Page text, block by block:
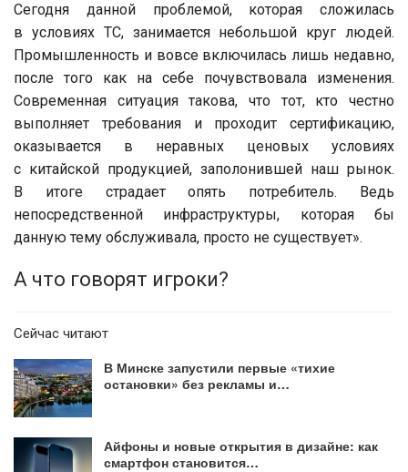
Сегодня данной проблемой, которая сложилась
в условиях ТС, занимается небольшой круг людей.
Промышленность и вовсе включилась лишь недавно,
после того как на себе почувствовала изменения.
Современная ситуация такова, что тот, кто честно
выполняет требования и проходит сертификацию,
оказывается в неравных ценовых условиях
с китайской продукцией, заполонившей наш рынок.
В итоге страдает опять потребитель. Ведь
непосредственной инфраструктуры, которая бы
данную тему обслуживала, просто не существует».
А что говорят игроки?
Сейчас читают
В Минске запустили первые «тихие
остановки» без рекламы и…
Айфоны и новые открытия в дизайне: как
смартфон становится…